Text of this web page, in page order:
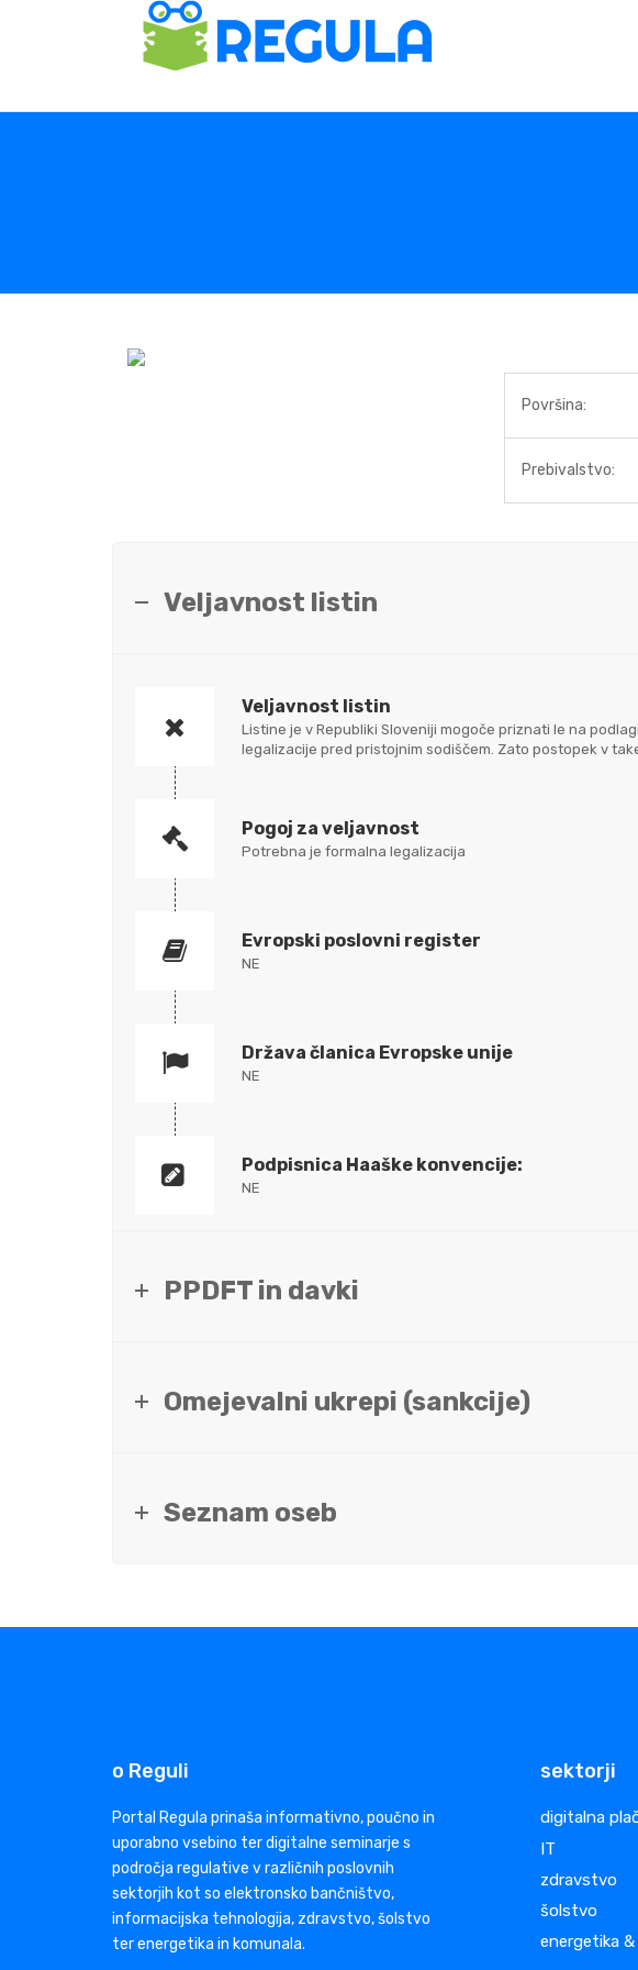
Površina:
Prebivalstvo:
Veljavnost listin
Veljavnost listin
Listine je v Republiki Sloveniji mogoče priznati le na
legalizacije pred pristojnim sodiščem. Zato postopek v
Pogoj za veljavnost
Potrebna je formalna legalizacija
Evropski poslovni register
NE
Država članica Evropske unije
NE
Podpisnica Haaške konvencije:
NE
PPDFT in davki
Omejevalni ukrepi (sankcije)
Seznam oseb
o Reguli
Portal Regula prinaša informativno, poučno in
uporabno vsebino ter digitalne seminarje s
področja regulative v različnih poslovnih
sektorjih kot so elektronsko bančništvo,
informacijska tehnologija, zdravstvo, šolstvo
ter energetika in komunala.
sektorji
digitalna
IT
zdravstvo
šolstvo
energetika